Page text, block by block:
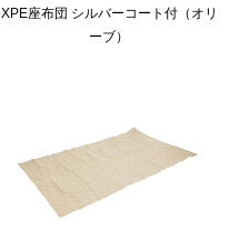
XPE座布団 シルバーコート付（オリ
ーブ）